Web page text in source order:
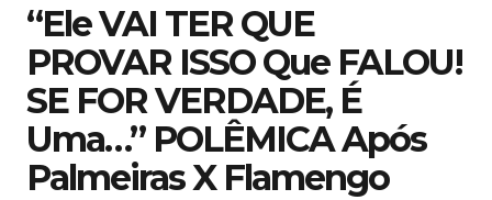
“Ele VAI TER QUE
PROVAR ISSO Que FALOU!
SE FOR VERDADE, É
Uma…” POLÊMICA Após
Palmeiras X Flamengo